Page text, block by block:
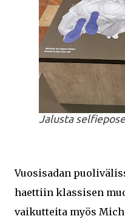
Jalusta
Vuosisadan
haettiin klassisen
vaikutteita myös